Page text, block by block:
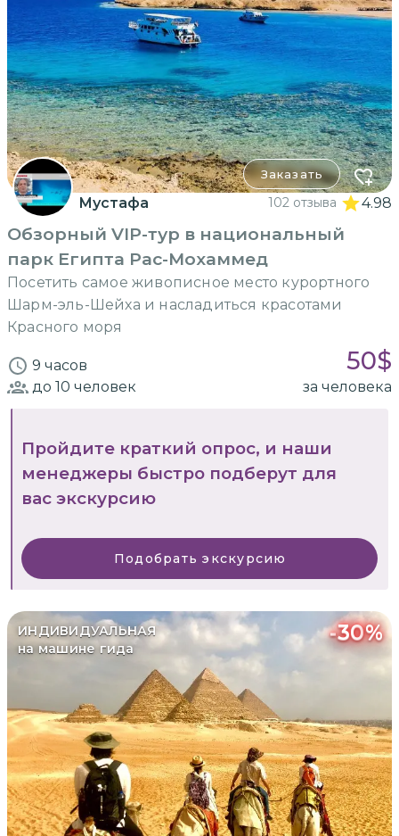
Заказать
Мустафа 102 отзыва 4.98
Обзорный VIP-тур в национальный
парк Египта Рас-Мохаммед
Посетить самое живописное место курортного
Шарм-эль-Шейха и насладиться красотами
Красного моря
9 часов 50$
до 10 человек за человека
Пройдите краткий опрос, и наши
менеджеры быстро подберут для
вас экскурсию
Подобрать экскурсию
ИНДИВИДУАЛЬНАЯ
на машине гида
-30%